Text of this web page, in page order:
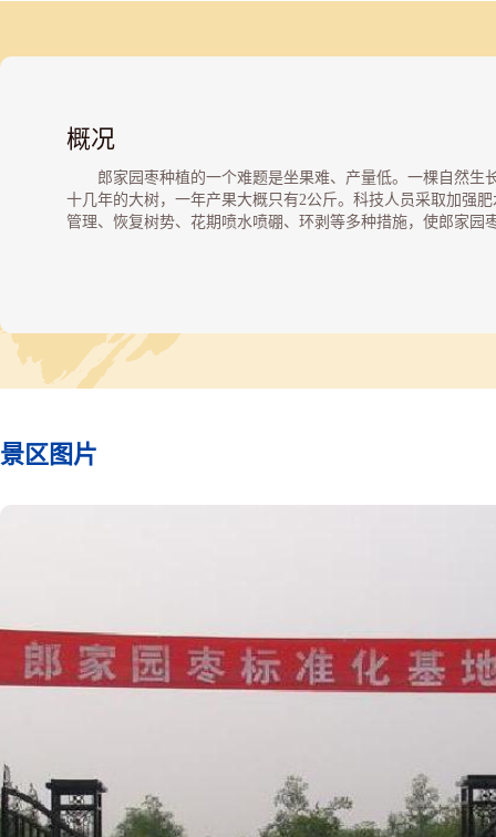
概况
郎家园枣种植的一个难题是坐果难、产量低。一棵自然生
十几年的大树，一年产果大概只有2公斤。科技人员采取加强肥
管理、恢复树势、花期喷水喷硼、环剥等多种措施，使郎家园
属正黄旗，清太宗时官刑部承政，列议政大臣。清顺治间从征
广，累官户部尚书加太保，兼太子太保。郎家园地区明代曾名
鹿房，亦名七圣庙。郎家园原有一片枣林，其枣形细长，肉细
西朗园。1975年恢复今名。
景区图片